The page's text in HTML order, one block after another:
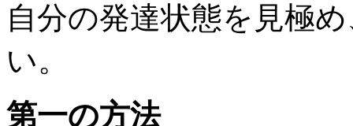
自分の発達状態を見極
い。
第一の方法